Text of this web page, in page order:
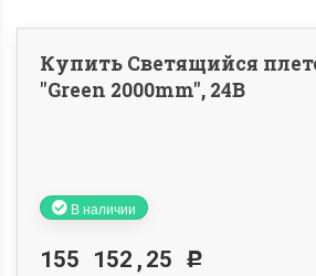
Купить Светящийся
"Green 2000mm", 24B
В наличии
155 152,25 Р